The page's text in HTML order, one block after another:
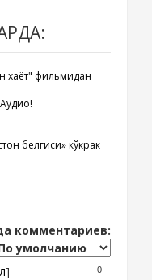
хаёт" фильмидан
белгиси» кўкрак
комментариев:
0
]